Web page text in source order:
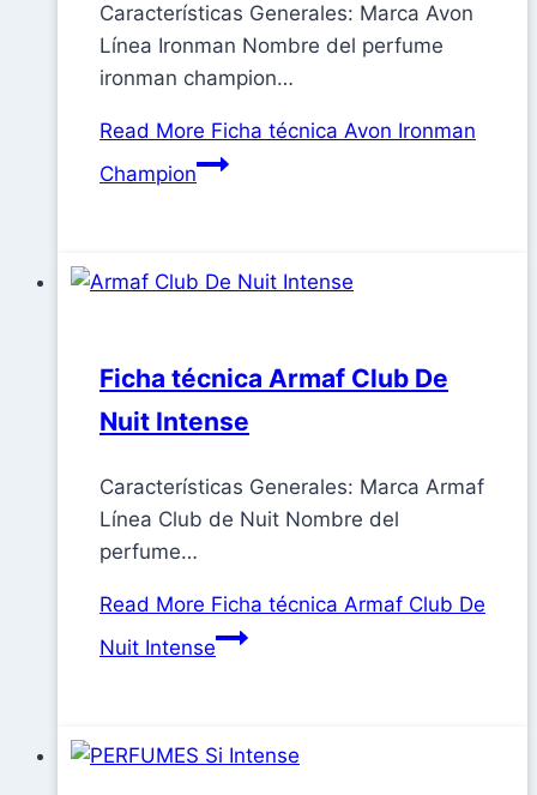
Características Generales: Marca Avon
Línea Ironman Nombre del perfume
ironman champion…
Read More Ficha técnica Avon Ironman
Champion
Ficha técnica Armaf Club De
Nuit Intense
Características Generales: Marca Armaf
Línea Club de Nuit Nombre del
perfume…
Read More Ficha técnica Armaf Club De
Nuit Intense